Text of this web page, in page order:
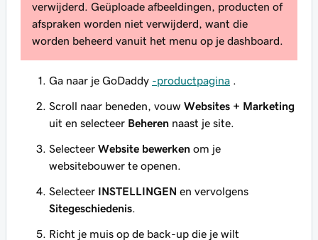
verwijderd. Geüploade afbeeldingen, producten of
afspraken worden niet verwijderd, want die
worden beheerd vanuit het menu op je dashboard.
Ga naar je GoDaddy -productpagina
Scroll naar beneden, vouw Websites + Marketing
uit en selecteer Beheren naast je site.
Selecteer Website bewerken om je
websitebouwer te openen.
Selecteer INSTELLINGEN en vervolgens
Sitegeschiedenis
Richt je muis op de back-up die je wilt